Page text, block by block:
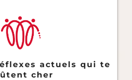
actuels qui te
cher